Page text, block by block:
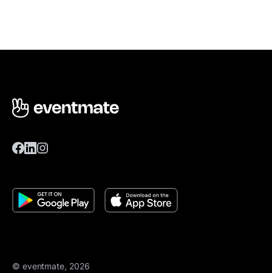
© eventmate, 2026